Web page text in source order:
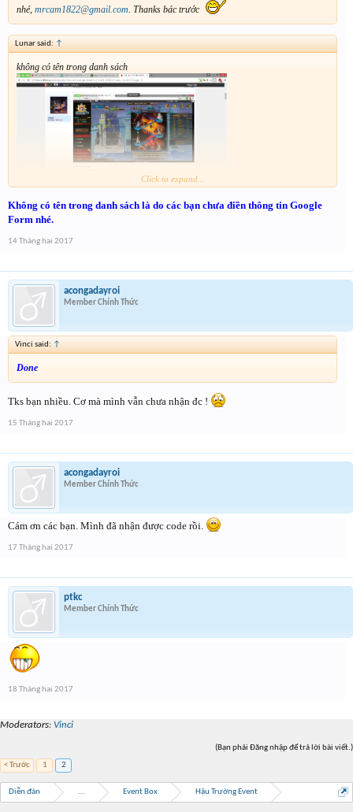
nhé, mrcam1822@gmail.com. Thanks bác trước
Lunar said: ↑
không có tên trong danh sách
mail: winestz@yahoo.com
Click to expand...
Không có tên trong danh sách là do các bạn chưa điền thông tin Google
Form nhé.
14 Tháng hai 2017
acongadayroi
Member Chính Thức
Vinci said: ↑
Done
Tks bạn nhiều. Cơ mà mình vẫn chưa nhận đc !
15 Tháng hai 2017
acongadayroi
Member Chính Thức
Cám ơn các bạn. Mình đã nhận được code rồi.
17 Tháng hai 2017
ptkc
Member Chính Thức
18 Tháng hai 2017
Moderators: Vinci
(Bạn phải Đăng nhập để trả lời bài viết.)
< Trước
1 2
Diễn đàn ... Event Box Hậu Trường Event